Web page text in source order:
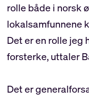
rolle både i norsk
lokalsamfunnene
Det er en rolle jeg
forsterke, uttaler
Det er